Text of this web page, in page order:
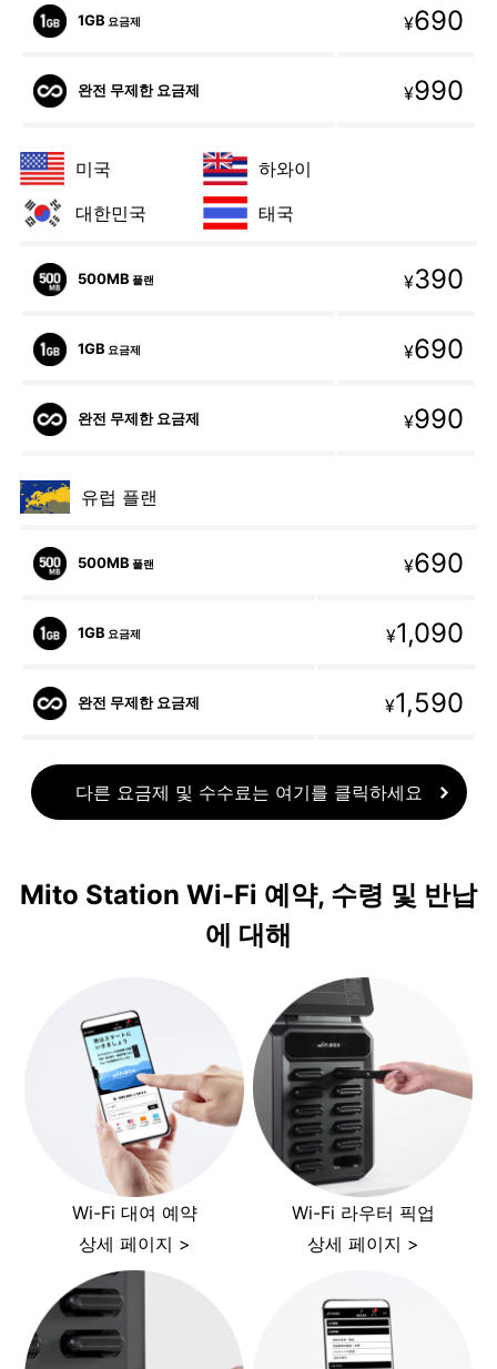
1GB 요금제 ¥690
완전 무제한 요금제 ¥990
미국
하와이
대한민국
태국
500MB 플랜 ¥390
1GB 요금제 ¥690
완전 무제한 요금제 ¥990
유럽 플랜
500MB 플랜 ¥690
1GB 요금제 ¥1,090
완전 무제한 요금제 ¥1,590
다른 요금제 및 수수료는 여기를 클릭하세요
Mito Station Wi-Fi 예약, 수령 및 반납
에 대해
Wi-Fi 대여 예약
상세 페이지 >
Wi-Fi 라우터 픽업
상세 페이지 >